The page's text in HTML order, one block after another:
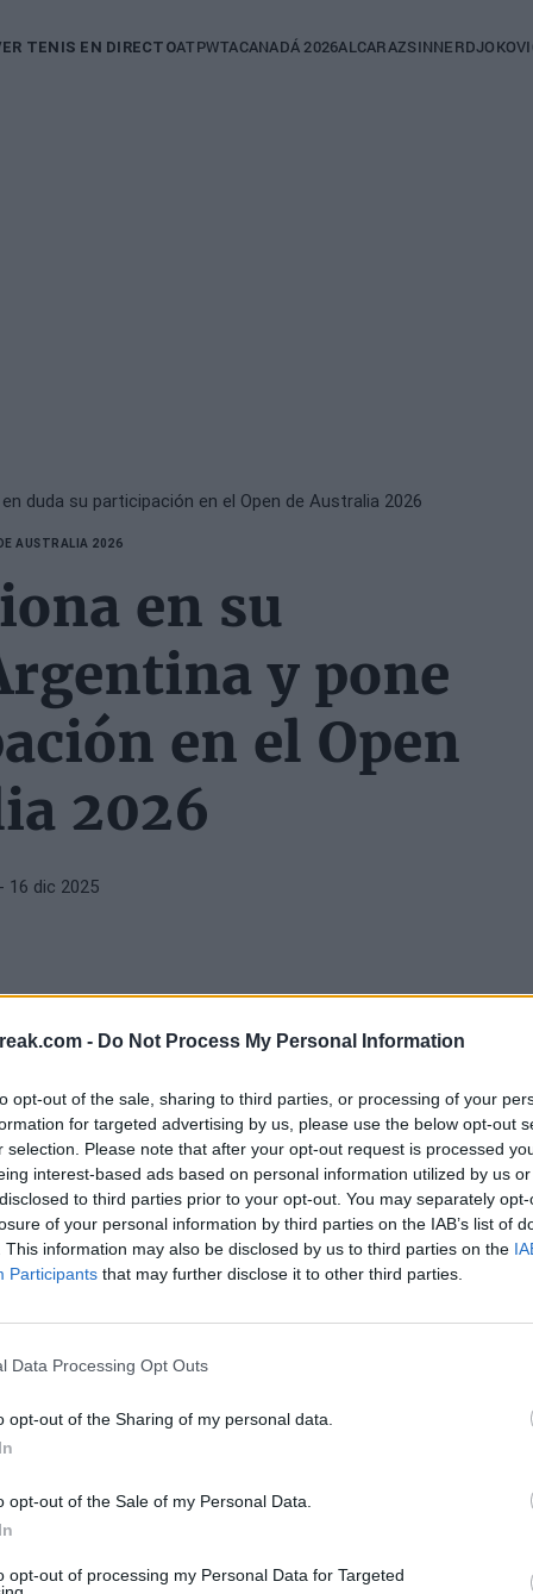
- Do Not Process My Personal Information
opt-out of the sale, sharing to third parties, or processing of your
for targeted advertising by us, please use the below opt-out
selection. Please note that after your opt-out request is processed
interest-based ads based on personal information utilized by us
to third parties prior to your opt-out. You may separately
of your personal information by third parties on the IAB’s list of
This information may also be disclosed by us to third parties on the
Participants that may further disclose it to other third parties.
Data Processing Opt Outs
opt-out of the Sharing of my personal data.
opt-out of the Sale of my Personal Data.
opt-out of processing my Personal Data for Targeted
TENIS EN DIRECTOATPWTACANADÁ 2026ALCARAZSINNER
duda su participación en el Open de Australia 2026
AUSTRALIA 2026
en su
y pone
en el Open
2026
- 16 dic 2025
el circuito ATP. Cameron Norrieha confirmado
y pone en duda su participación en el
previos de la gira previa al grande de
he sufrido una pequeña lesión y
Me siento muy mal, pero espero poder estar en
publicado en redes sociales.